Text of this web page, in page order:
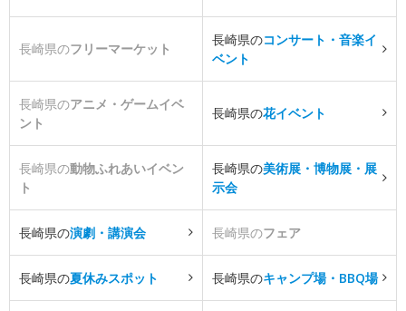
長崎県のフリーマーケット
長崎県のコンサート・音楽イ
ベント
長崎県のアニメ・ゲームイベ
ント
長崎県の花イベント
長崎県の動物ふれあいイベン
ト
長崎県の美術展・博物展・展
示会
長崎県の演劇・講演会 長崎県のフェア
長崎県の夏休みスポット 長崎県のキャンプ場・BBQ場